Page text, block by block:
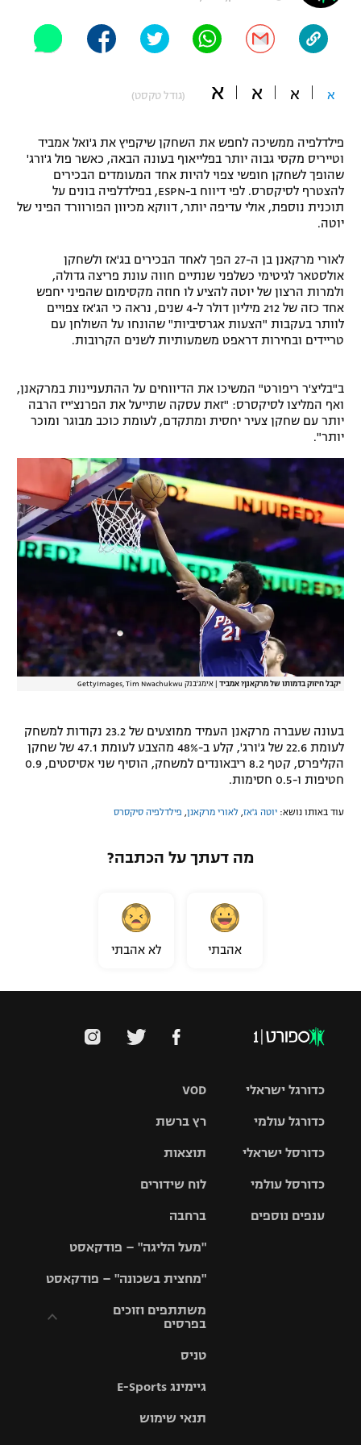
"מחצית בשכונה" – פודקאסט
תקנון עבור פעילות אלקטרה
תקנון עבור פעילות ספורט 1 – "מרלן"
גיימינג E-Sports
מדיניות פרטיות
תקנון פעילות ספורט 1
רשיון להקרנה פומבית לבית עסק
הצטרפות לחבילת הערוצים
לוח דרושים – ג'ובנט
תגיות
אופניים
פוטבול אמריקאי NFL
בייסבול MLB
ספורט אתגרי ואקסטרים
אומנויות לחימה
גיימינג E-Sports
א א א א (גודל טקסט)
פילדלפיה ממשיכה לחפש את השחקן שיקפיץ את ג'ואל אמביד
וטייריס מקסי גבוה יותר בפלייאוף בעונה הבאה, כאשר פול ג'ורג'
שהופך לשחקן חופשי צפוי להיות אחד המעומדים הבכירים
להצטרף לסיקסרס. לפי דיווח ב-ESPN, בפילדלפיה בונים על
תוכנית נוספת, אולי עדיפה יותר, דווקא מכיוון הפורוורד הפיני של
יוטה.
לאורי מרקאנן בן ה-27 הפך לאחד הבכירים בג'אז ולשחקן
אולסטאר לגיטימי כשלפני שנתיים חווה עונת פריצה גדולה,
ולמרות הרצון של יוטה להציע לו חוזה מקסימום שהפיני יחפש
אחד כזה של 212 מיליון דולר ל-4 שנים, נראה כי הג'אז צפויים
לוותר בעקבות "הצעות אגרסיביות" שהונחו על השולחן עם
טריידים ובחירות דראפט משמעותיות לשנים הקרובות.
ב"בליצ'ר ריפורט" המשיכו את הדיווחים על ההתעניינות במרקאנן,
ואף המליצו לסיקסרס: "זאת עסקה שתייעל את הפרנצ'ייז הרבה
יותר עם שחקן צעיר יחסית ומתקדם, לעומת כוכב מבוגר ומוכר
יותר".
יקבל חיזוק בדמותו של מרקאנן? אמביד אימג'בנק GettyImages, Tim Nwachukwu
בעונה שעברה מרקאנן העמיד ממוצעים של 23.2 נקודות למשחק
לעומת 22.6 של ג'ורג', קלע ב-48% מהצבע לעומת 47.1 של שחקן
הקליפרס, קטף 8.2 ריבאונדים למשחק, הוסיף שני אסיסטים, 0.9
חטיפות ו-0.5 חסימות.
עוד באותו נושא: יוטה ג'אז לאורי מרקאנן פילדלפיה סיקסרס
מה דעתך על הכתבה?
אהבתי לא אהבתי
VOD
רץ ברשת
תוצאות
לוח שידורים
ברחבה
"מעל הליגה" – פודקאסט
"מחצית בשכונה" – פודקאסט
משתתפים וזוכים
בפרסים
וזוכים בפרסים
תקנון עבור פעילות
טניס
גיימינג E-Sports
תנאי שימוש
כדורגל ישראלי
גביע הטוטו
כדורגל עולמי
האלופות
ליגה
כדורסל ישראלי
סל
כדורסל עולמי
ענפים נוספים